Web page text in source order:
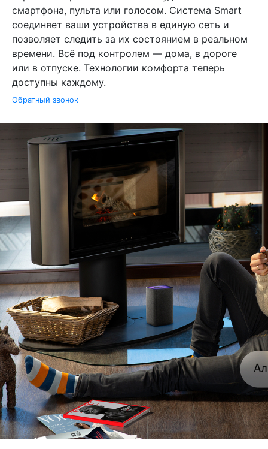
смартфона, пульта или голосом. Система Smart
соединяет ваши устройства в единую сеть и
позволяет следить за их состоянием в реальном
времени. Всё под контролем — дома, в дороге
или в отпуске. Технологии комфорта теперь
доступны каждому.
Обратный звонок